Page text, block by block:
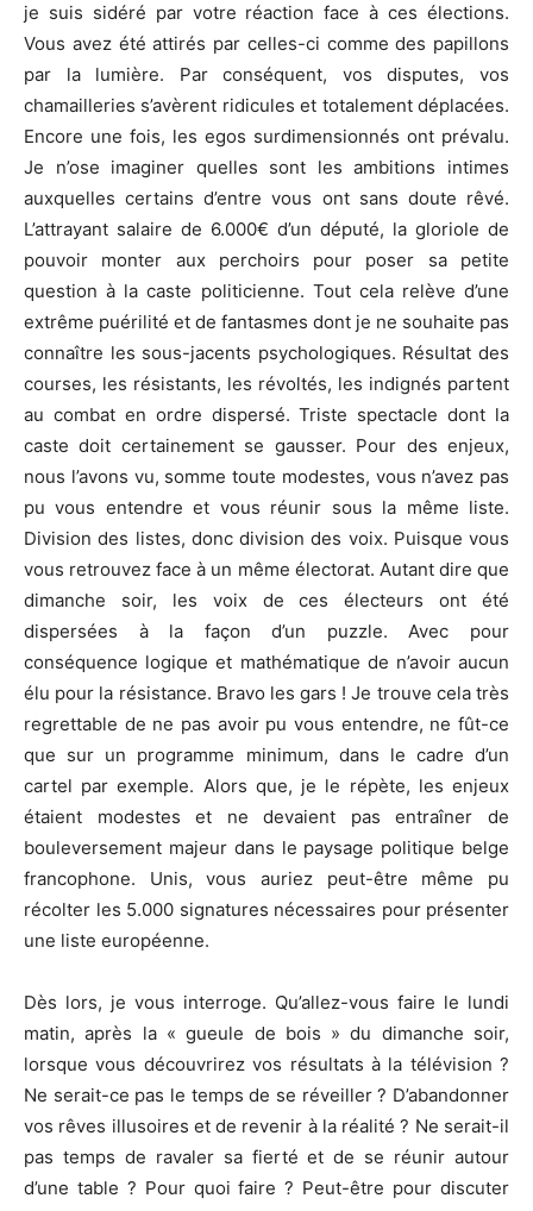
je suis sidéré par votre réaction face à ces élections.
Vous avez été attirés par celles-ci comme des papillons
par la lumière. Par conséquent, vos disputes, vos
chamailleries s’avèrent ridicules et totalement déplacées.
Encore une fois, les egos surdimensionnés ont prévalu.
Je n’ose imaginer quelles sont les ambitions intimes
auxquelles certains d’entre vous ont sans doute rêvé.
L’attrayant salaire de 6.000€ d’un député, la gloriole de
pouvoir monter aux perchoirs pour poser sa petite
question à la caste politicienne. Tout cela relève d’une
extrême puérilité et de fantasmes dont je ne souhaite pas
connaître les sous-jacents psychologiques. Résultat des
courses, les résistants, les révoltés, les indignés partent
au combat en ordre dispersé. Triste spectacle dont la
caste doit certainement se gausser. Pour des enjeux,
nous l’avons vu, somme toute modestes, vous n’avez pas
pu vous entendre et vous réunir sous la même liste.
Division des listes, donc division des voix. Puisque vous
vous retrouvez face à un même électorat. Autant dire que
dimanche soir, les voix de ces électeurs ont été
dispersées à la façon d’un puzzle. Avec pour
conséquence logique et mathématique de n’avoir aucun
élu pour la résistance. Bravo les gars ! Je trouve cela très
regrettable de ne pas avoir pu vous entendre, ne fût-ce
que sur un programme minimum, dans le cadre d’un
cartel par exemple. Alors que, je le répète, les enjeux
étaient modestes et ne devaient pas entraîner de
bouleversement majeur dans le paysage politique belge
francophone. Unis, vous auriez peut-être même pu
récolter les 5.000 signatures nécessaires pour présenter
une liste européenne.
Dès lors, je vous interroge. Qu’allez-vous faire le lundi
matin, après la « gueule de bois » du dimanche soir,
lorsque vous découvrirez vos résultats à la télévision ?
Ne serait-ce pas le temps de se réveiller ? D’abandonner
vos rêves illusoires et de revenir à la réalité ? Ne serait-il
pas temps de ravaler sa fierté et de se réunir autour
d’une table ? Pour quoi faire ? Peut-être pour discuter